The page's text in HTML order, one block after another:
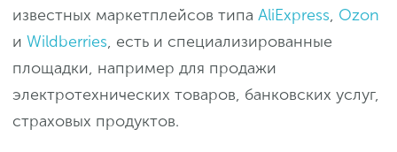
известных маркетплейсов типа AliExpress, Ozon
и Wildberries, есть и специализированные
площадки, например для продажи
электротехнических товаров, банковских услуг,
страховых продуктов.